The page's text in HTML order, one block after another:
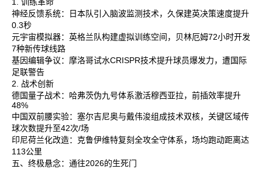
神经反馈系统‌：日本队引入脑波监测技术，久保建英决策速度提升
0.3秒‌
元宇宙模拟器‌：英格兰队构建虚拟训练空间，贝林厄姆72小时开发
7种新传球线路‌
基因编辑争议‌：摩洛哥试水CRISPR技术提升球员爆发力，遭国际
足联警告‌
2. 战术创新
德国量子战术‌：哈弗茨伪九号体系激活穆西亚拉，前插效率提升
48%‌
中国双前腰实验‌：塞尔吉尼奥与戴伟浚组成技术双核，关键区域传
球次数提升至42次/场‌
印尼荷兰化改造‌：克鲁伊维特复刻全攻全守体系，场均跑动距离达
113公里‌
五、终极悬念：通往2026的生死门